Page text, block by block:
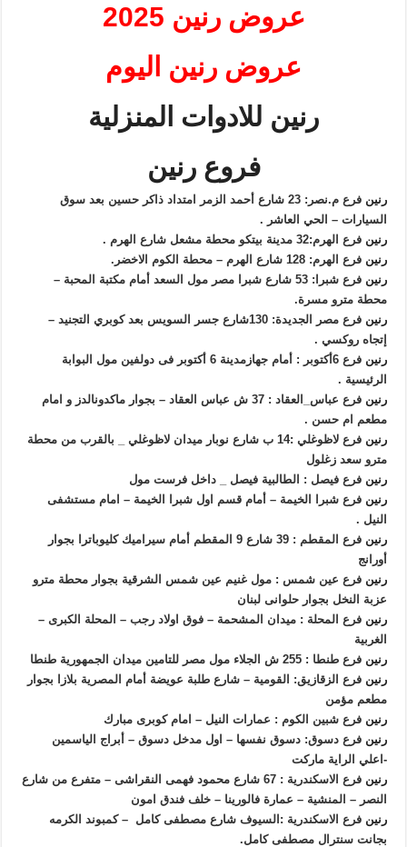
عروض رنين 2025
عروض رنين اليوم
رنين للادوات المنزلية
فروع رنين
رنين
فرع م.نصر: 23 شارع أحمد الزمر امتداد ذاكر حسين بعد سوق
السيارات – الحي العاشر .
رنينفرع الهرم:32 مدينة بيتكو محطة مشعل شارع الهرم .
رنينفرع الهرم: 128 شارع الهرم – محطة الكوم الاخضر.
رنين
فرع شبرا: 53 شارع شبرا مصر مول السعد أمام مكتبة المحبة –
محطة مترو مسرة.
رنين
فرع مصر الجديدة: 130شارع جسر السويس بعد كوبري التجنيد –
إتجاه روكسي .
رنين
فرع 6أكتوبر : أمام جهازمدينة 6 أكتوبر فى دولفين مول البوابة
الرئيسية .
رنين
فرع عباس_العقاد : 37 ش عباس العقاد – بجوار ماكدونالدز و امام
مطعم ام حسن .
رنين
فرع لاظوغلي :14 ب شارع نوبار ميدان لاظوغلي _ بالقرب من محطة
مترو سعد زغلول
رنينفرع فيصل : الطالبية فيصل _ داخل فرست مول
رنينفرع شبرا الخيمة – أمام قسم اول شبرا الخيمة – امام مستشفى
النيل .
رنين
فرع المقطم : 39 شارع 9 المقطم أمام سيراميك كليوباترا بجوار
أورانج
رنينفرع عين شمس : مول غنيم عين شمس الشرقية بجوار محطة مترو
عزبة النخل بجوار حلوانى لبنان
رنينفرع المحلة : ميدان المشحمة – فوق اولاد رجب – المحلة الكبرى –
الغربية
رنينفرع طنطا : 255 ش الجلاء مول مصر للتامين ميدان الجمهورية طنطا
رنينفرع الزقازيق: القومية – شارع طلبة عويضة أمام المصرية بلازا بجوار
مطعم مؤمن
رنينفرع شبين الكوم : عمارات النيل – امام كوبرى مبارك
رنينفرع دسوق: دسوق نفسها – اول مدخل دسوق – أبراج الياسمين
-اعلي الراية ماركت
رنين
فرع الاسكندرية : 67 شارع محمود فهمى النقراشى – متفرع من شارع
النصر – المنشية – عمارة فالورينا – خلف فندق امون
رنينفرع الاسكندرية :السيوف شارع مصطفى كامل – كمبوند الكرمه
بجانت سنترال مصطفى كامل.